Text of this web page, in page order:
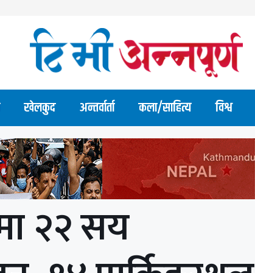
खेलकुद अन्तर्वार्ता कला/साहित्य विश्व
२२ सय